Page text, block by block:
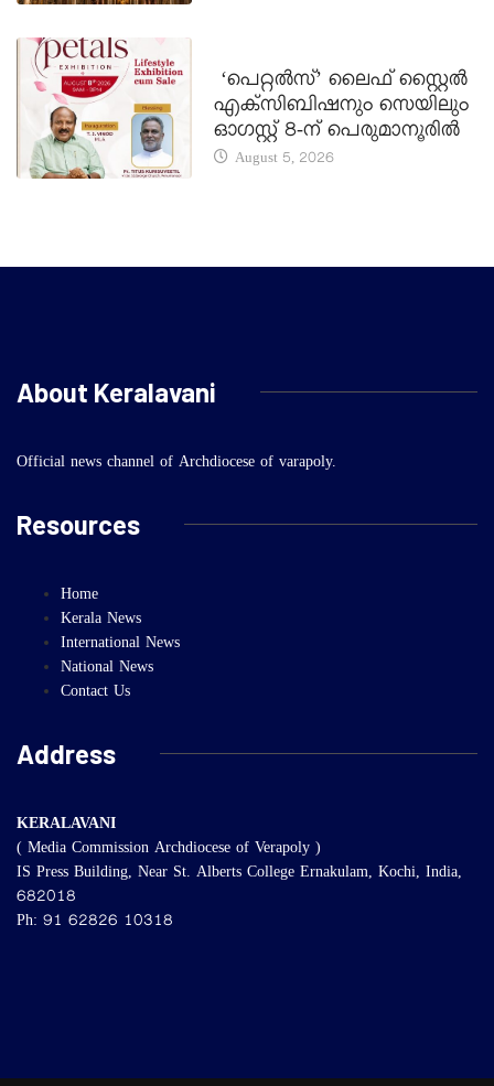
‘പെറ്റൽസ്’ ലൈഫ് സ്റ്റൈൽ
എക്സിബിഷനും സെയിലും
ഓഗസ്റ്റ് 8-ന് പെരുമാനൂരിൽ
August 5, 2026
About Keralavani
Official news channel of Archdiocese of varapoly.
Resources
Home
Kerala News
International News
National News
Contact Us
Address
KERALAVANI
( Media Commission Archdiocese of Verapoly )
IS Press Building, Near St. Alberts College Ernakulam, Kochi, India,
682018
Ph: 91 62826 10318